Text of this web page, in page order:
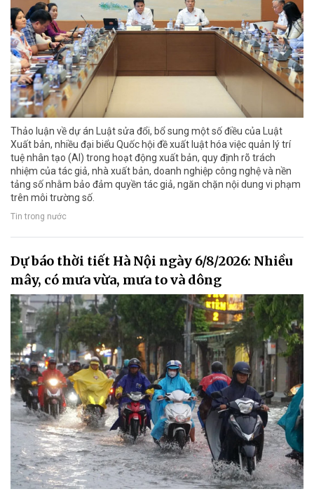
Thảo luận về dự án Luật sửa đổi, bổ sung một số điều của Luật
Xuất bản, nhiều đại biểu Quốc hội đề xuất luật hóa việc quản lý trí
tuệ nhân tạo (AI) trong hoạt động xuất bản, quy định rõ trách
nhiệm của tác giả, nhà xuất bản, doanh nghiệp công nghệ và nền
tảng số nhằm bảo đảm quyền tác giả, ngăn chặn nội dung vi phạm
trên môi trường số.
Tin trong nước
Dự báo thời tiết Hà Nội ngày 6/8/2026: Nhiều
mây, có mưa vừa, mưa to và dông